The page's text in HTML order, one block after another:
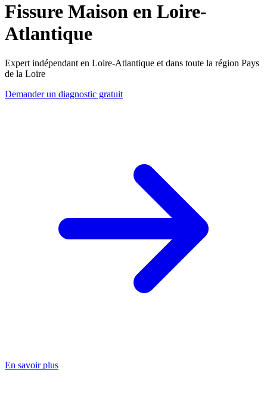
Fissure Maison en Loire-
Atlantique
Expert indépendant en Loire-Atlantique et dans toute la région Pays
de la Loire
Demander un diagnostic gratuit
En savoir plus